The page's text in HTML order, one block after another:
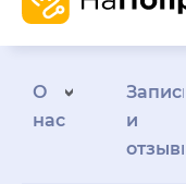
О
нас
Запись
и
отзывы